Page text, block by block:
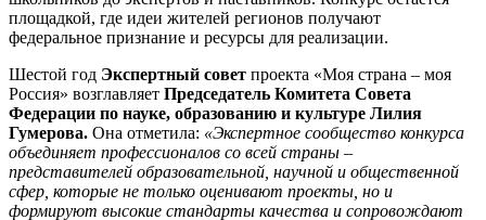
площадкой, где идеи жителей регионов получают
федеральное признание и ресурсы для реализации.
Шестой год Экспертный совет проекта «Моя страна – моя
Россия» возглавляет Председатель Комитета Совета
Федерации по науке, образованию и культуре Лилия
Гумерова. Она отметила: «Экспертное сообщество конкурса
объединяет профессионалов со всей страны –
представителей образовательной, научной и общественной
сфер, которые не только оценивают проекты, но и
формируют высокие стандарты качества и сопровождают